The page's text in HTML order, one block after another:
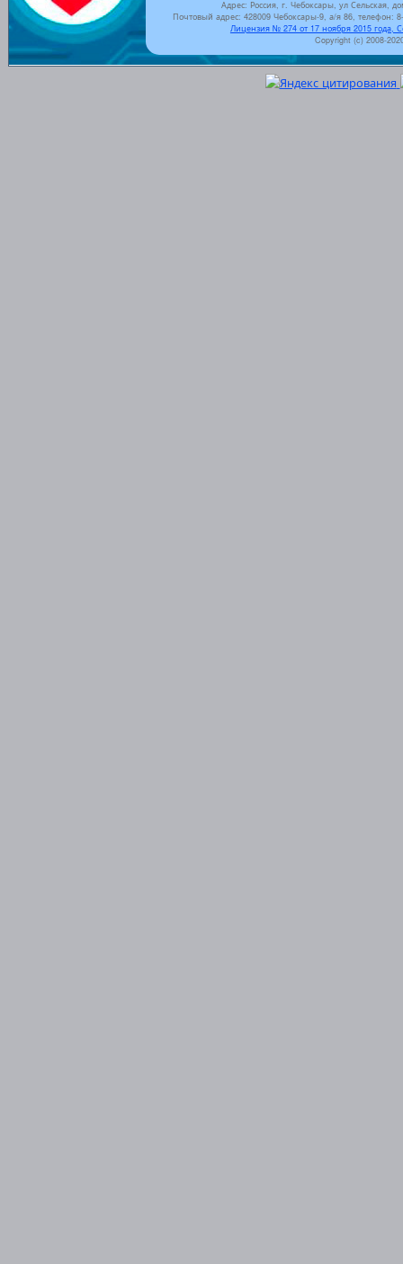
Адрес: Россия, г. Чебоксары, ул Сельская,
Почтовый адрес: 428009 Чебоксары-9, а/я 86, телефон:
Лицензия № 274 от 17 ноября 2015 года,
Copyright (c) 2008-